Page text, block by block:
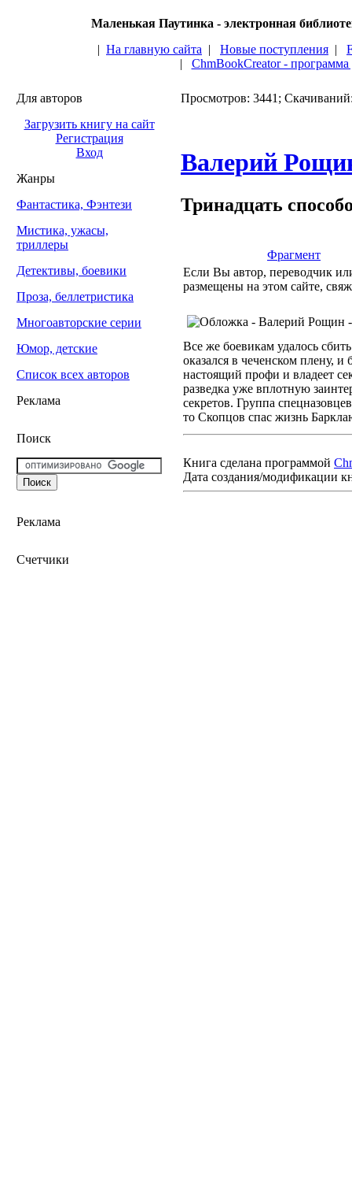
Маленькая Паутинка - электронная
| На главную сайта | Новые поступления |
| ChmBookCreator -
Для авторов
Загрузить книгу на сайт
Регистрация
Вход
Жанры
Фантастика, Фэнтези
Мистика, ужасы,
триллеры
Детективы, боевики
Проза, беллетристика
Многоавторские серии
Юмор, детские
Список всех авторов
Реклама
Поиск
Реклама
Счетчики
Просмотров: 3441;
Валерий
Тринадцать
Фрагмент
Если Вы автор, переводчик
размещены на этом сайте,
Все же боевикам удалось
оказался в чеченском плену,
настоящий профи и владеет
разведка уже вплотную
секретов. Группа
то Скопцов спас жизнь
Книга сделана программой
Дата создания/модификации